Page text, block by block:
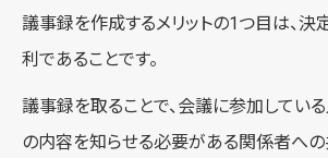
議事録を作成するメリットの1つ目は、
利であることです。
議事録を取ることで、会議に参加してい
の内容を知らせる必要がある関係者へ